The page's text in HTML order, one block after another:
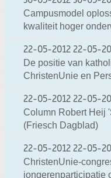
Campusmodel
kwaliteit hoger
22-05-2012 22-05-
De positie van
ChristenUnie en
22-05-2012 22-05-
Column Robert Heij
(Friesch Dagblad)
22-05-2012 22-05-
ChristenUnie-
jongerenparticipatie